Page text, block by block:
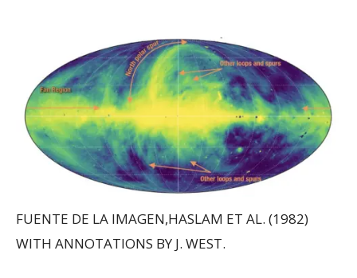
FUENTE DE LA IMAGEN,HASLAM ET AL. (1982)
WITH ANNOTATIONS BY J. WEST.